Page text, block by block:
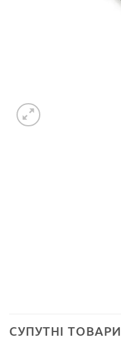
СУПУТНІ ТОВАРИ